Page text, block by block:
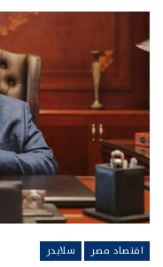
اقتصاد مصر سلايدر